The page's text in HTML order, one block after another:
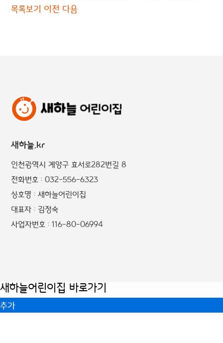
목록보기 이전 다음
새하늘.kr
인천광역시 계양구 효서로282번길 8
전화번호 : 032-556-6323
상호명 : 새하늘어린이집
대표자 : 김정숙
사업자번호 : 116-80-06994
새하늘어린이집 바로가기
추가